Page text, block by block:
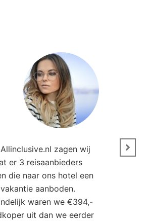
zagen wij
er 3 reisaanbieders
die naar ons hotel een
vakantie aanboden.
waren we €394,-
uit dan we eerder